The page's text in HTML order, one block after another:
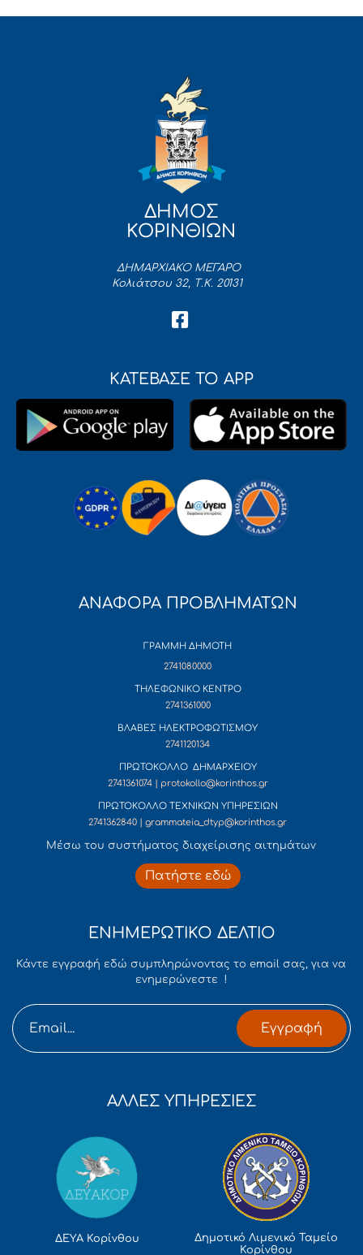
ΔΗΜΟΣ
ΚΟΡΙΝΘΙΩΝ
ΔΗΜΑΡΧΙΑΚΟ ΜΕΓΑΡΟ
Κολιάτσου 32, Τ.Κ. 20131
ΚΑΤΕΒΑΣΕ ΤΟ APP
ΑΝΑΦΟΡΑ ΠΡΟΒΛΗΜΑΤΩΝ
ΓΡΑΜΜΗ ΔΗΜΟΤΗ
2741080000
ΤΗΛΕΦΩΝΙΚΟ ΚΕΝΤΡΟ
2741361000
ΒΛΑΒΕΣ ΗΛΕΚΤΡΟΦΩΤΙΣΜΟΥ
2741120134
ΠΡΩΤΟΚΟΛΛΟ ΔΗΜΑΡΧΕΙΟΥ
2741361074 | protokollo@korinthos.gr
ΠΡΩΤΟΚΟΛΛΟ ΤΕΧΝΙΚΩΝ ΥΠΗΡΕΣΙΩΝ
2741362840 | grammateia_dtyp@korinthos.gr
Mέσω του συστήματος διαχείρισης αιτημάτων
Πατήστε εδώ
ΕΝΗΜΕΡΩΤΙΚΟ ΔΕΛΤΙΟ
Κάντε εγγραφή εδώ συμπληρώνοντας το email σας, για να
ενημερώνεστε !
Εγγραφή
ΑΛΛΕΣ ΥΠΗΡΕΣΙΕΣ
ΔΕΥΑ Κορίνθου
Δημοτικό Λιμενικό Ταμείο
Κορίνθου